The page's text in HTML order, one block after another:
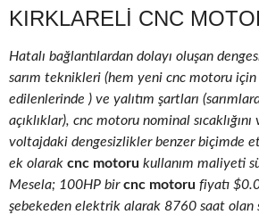
KIRKLARELI CNC
Hatalı bağlantılardan dolayı oluşan
sarım teknikleri (hem yeni cnc motoru için
edilenlerinde ) ve yalıtım şartları
açıklıklar), cnc motoru nominal
voltajdaki dengesizlikler benzer biçimde
ek olarak cnc motoru kullanım maliyeti
Mesela; 100HP bircnc motoru fiyatı
şebekeden elektrik alarak 8760 saat olan